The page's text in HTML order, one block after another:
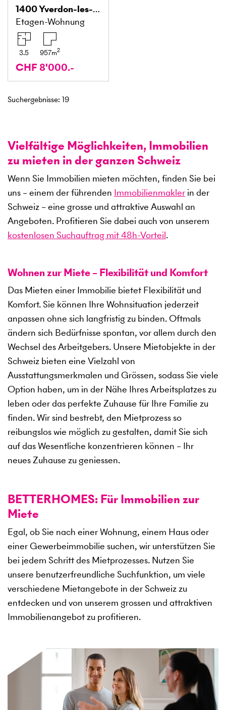
1400Yverdon-les-Bains
Etagen-Wohnung
3.5 957m2
CHF 8'000.-
Suchergebnisse: 19
Vielfältige Möglichkeiten, Immobilien
zu mieten in der ganzen Schweiz
Wenn Sie Immobilien mieten möchten, finden Sie bei
uns – einem der führenden Immobilienmakler in der
Schweiz – eine grosse und attraktive Auswahl an
Angeboten. Profitieren Sie dabei auch von unserem
kostenlosen Suchauftrag mit 48h-Vorteil.
Wohnen zur Miete – Flexibilität und Komfort
Das Mieten einer Immobilie bietet Flexibilität und
Komfort. Sie können Ihre Wohnsituation jederzeit
anpassen ohne sich langfristig zu binden. Oftmals
ändern sich Bedürfnisse spontan, vor allem durch den
Wechsel des Arbeitgebers. Unsere Mietobjekte in der
Schweiz bieten eine Vielzahl von
Ausstattungsmerkmalen und Grössen, sodass Sie viele
Option haben, um in der Nähe Ihres Arbeitsplatzes zu
leben oder das perfekte Zuhause für Ihre Familie zu
finden. Wir sind bestrebt, den Mietprozess so
reibungslos wie möglich zu gestalten, damit Sie sich
auf das Wesentliche konzentrieren können – Ihr
neues Zuhause zu geniessen.
BETTERHOMES: Für Immobilien zur
Miete
Egal, ob Sie nach einer Wohnung, einem Haus oder
einer Gewerbeimmobilie suchen, wir unterstützen Sie
bei jedem Schritt des Mietprozesses. Nutzen Sie
unsere benutzerfreundliche Suchfunktion, um viele
verschiedene Mietangebote in der Schweiz zu
entdecken und von unserem grossen und attraktiven
Immobilienangebot zu profitieren.